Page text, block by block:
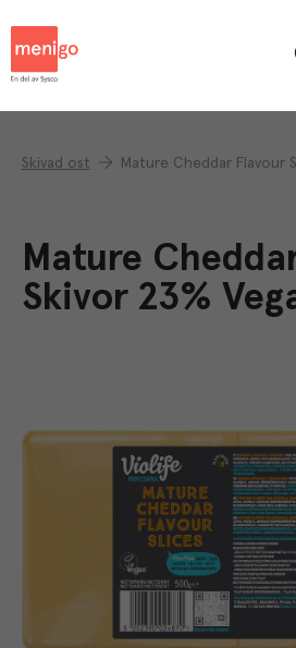
Skivad ost Mature Cheddar Flavour
Mature
Skivor 23%